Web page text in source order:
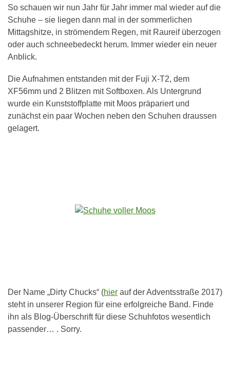
So schauen wir nun Jahr für Jahr immer mal wieder auf die
Schuhe – sie liegen dann mal in der sommerlichen
Mittagshitze, in strömendem Regen, mit Raureif überzogen
oder auch schneebedeckt herum. Immer wieder ein neuer
Anblick.
Die Aufnahmen entstanden mit der Fuji X-T2, dem
XF56mm und 2 Blitzen mit Softboxen. Als Untergrund
wurde ein Kunststoffplatte mit Moos präpariert und
zunächst ein paar Wochen neben den Schuhen draussen
gelagert.
Der Name „Dirty Chucks“ (hier auf der Adventsstraße 2017)
steht in unserer Region für eine erfolgreiche Band. Finde
ihn als Blog-Überschrift für diese Schuhfotos wesentlich
passender… . Sorry.